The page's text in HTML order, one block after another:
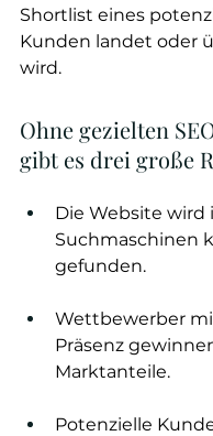
Shortlist eines
Kunden landet oder
wird.
Ohne gezielten
gibt es drei große
Die Website wird
Suchmaschinen
gefunden.
Wettbewerber
Präsenz
Marktanteile.
Potenzielle